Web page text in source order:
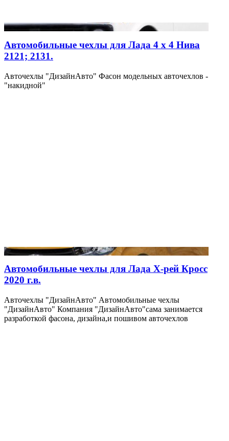
Автомобильные чехлы для Лада 4 х 4 Нива
2121; 2131.
Авточехлы "ДизайнАвто" Фасон модельных авточехлов -
"накидной"
Автомобильные чехлы для Лада Х-рей Кросс
2020 г.в.
Авточехлы "ДизайнАвто" Автомобильные чехлы
"ДизайнАвто" Компания "ДизайнАвто"сама занимается
разработкой фасона, дизайна,и пошивом авточехлов